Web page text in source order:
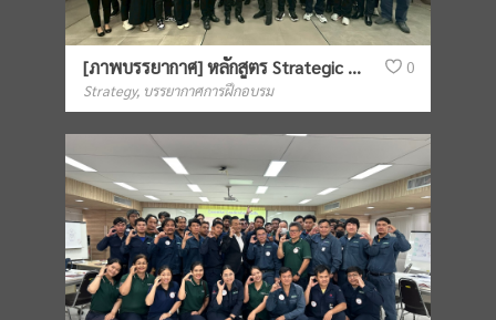
[ภาพบรรยากาศ] หลักสูตร Strategic People & Organization Leadership
Strategy, บรรยากาศการฝึกอบรม
0